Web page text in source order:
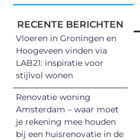
RECENTE BERICHTEN
Vloeren in Groningen en
Hoogeveen vinden via
LAB21: inspiratie voor
stijlvol wonen
Renovatie woning
Amsterdam – waar moet
je rekening mee houden
bij een huisrenovatie in de